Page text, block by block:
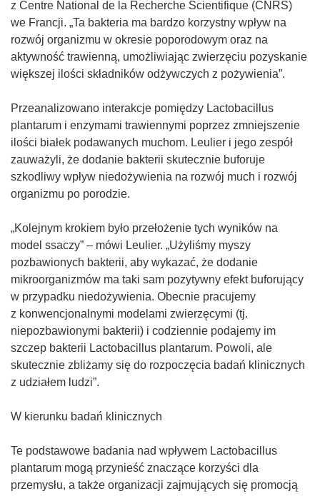
z Centre National de la Recherche Scientifique (CNRS)
we Francji. „Ta bakteria ma bardzo korzystny wpływ na
rozwój organizmu w okresie poporodowym oraz na
aktywność trawienną, umożliwiając zwierzęciu pozyskanie
większej ilości składników odżywczych z pożywienia”.
Przeanalizowano interakcje pomiędzy Lactobacillus
plantarum i enzymami trawiennymi poprzez zmniejszenie
ilości białek podawanych muchom. Leulier i jego zespół
zauważyli, że dodanie bakterii skutecznie buforuje
szkodliwy wpływ niedożywienia na rozwój much i rozwój
organizmu po porodzie.
„Kolejnym krokiem było przełożenie tych wyników na
model ssaczy” – mówi Leulier. „Użyliśmy myszy
pozbawionych bakterii, aby wykazać, że dodanie
mikroorganizmów ma taki sam pozytywny efekt buforujący
w przypadku niedożywienia. Obecnie pracujemy
z konwencjonalnymi modelami zwierzęcymi (tj.
niepozbawionymi bakterii) i codziennie podajemy im
szczep bakterii Lactobacillus plantarum. Powoli, ale
skutecznie zbliżamy się do rozpoczęcia badań klinicznych
z udziałem ludzi”.
W kierunku badań klinicznych
Te podstawowe badania nad wpływem Lactobacillus
plantarum mogą przynieść znaczące korzyści dla
przemysłu, a także organizacji zajmujących się promocją